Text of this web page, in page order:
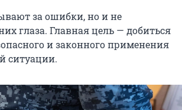
за ошибки, но и не
глаза. Главная цель — добиться
и законного применения
ситуации.